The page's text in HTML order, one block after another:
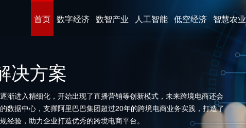
首页 数字经济 数智产业 人工智能 低空经济 智慧农业
决方案
渐进入精细化，开始出现了直播营销等创新模式，未来跨境电商还会
数据中心，支撑阿里巴巴集团超过20年的跨境电商业务实践，打造了
经验，助力企业打造优秀的跨境电商平台。